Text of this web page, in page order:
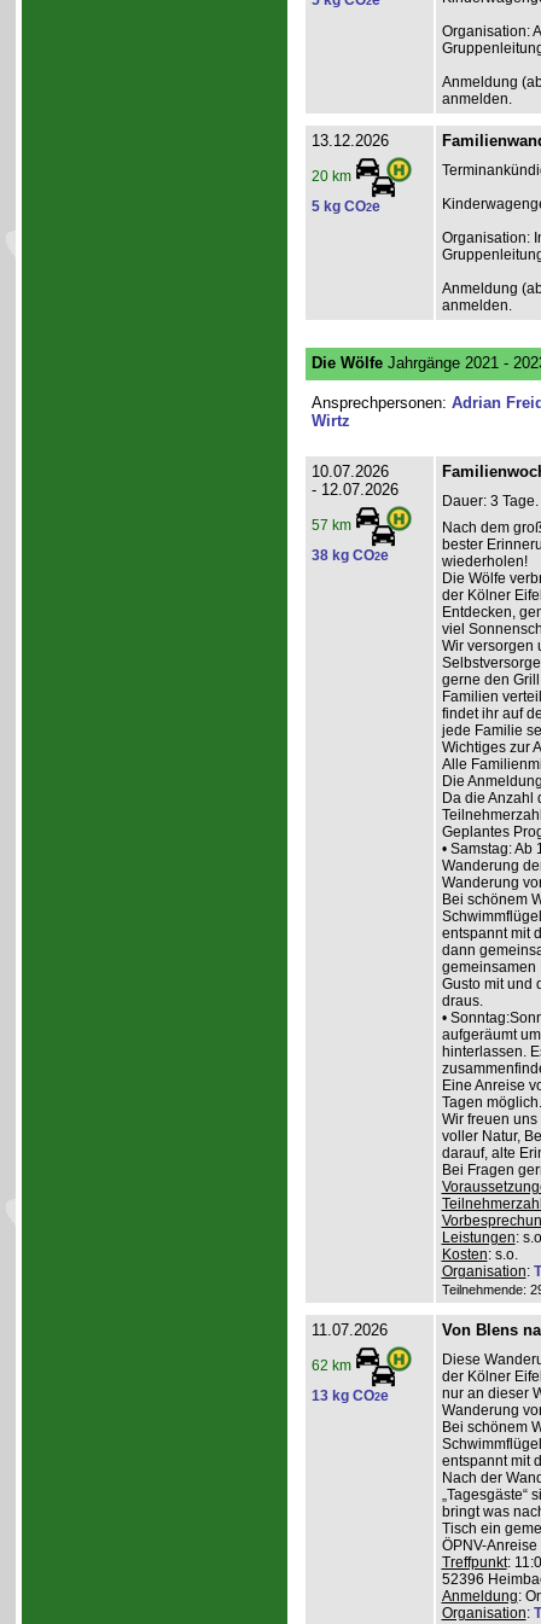
Organisation:
Anmeldung
anmelden.
13.12.2026
20 km
5 kg CO2e
Organisation:
Anmeldung
anmelden.
Die WölfeJahrgänge 2021 -
Ansprechpersonen: Adrian
Wirtz
10.07.2026
- 12.07.2026
57 km
38 kg CO2e
Dauer: 3 Tage.
Nach dem
bester
wiederholen!
Die Wölfe
der Kölner
Entdecken,
viel
Wir versorgen
gerne den
Familien
findet ihr auf
jede Familie
Wichtiges zur
Alle
Die
Da die Anzahl
Geplantes
• Samstag: Ab
Wanderung
Wanderung
Bei schönem
entspannt mit
dann
gemeinsamen
Gusto mit und
draus.
•
aufgeräumt
hinterlassen.
Eine Anreise
Tagen möglich.
Wir freuen
voller Natur,
darauf, alte
Bei Fragen
Leistungen:
Kosten: s.o.
Organisation:
Teilnehmende:
11.07.2026
62 km
13 kg CO2e
Von Blens
Diese
der Kölner
nur an dieser
Wanderung
Bei schönem
entspannt mit
Nach der
„Tagesgäste“
bringt was
Tisch ein
ÖPNV-
Treffpunkt:
52396
Anmeldung:
Organisation: